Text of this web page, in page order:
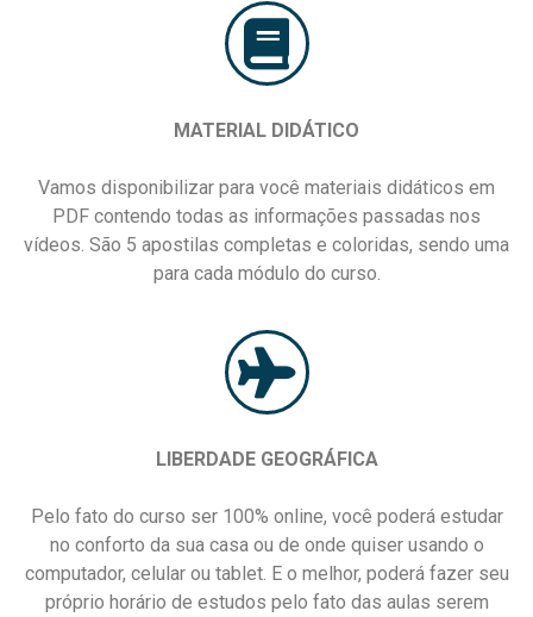
MATERIAL DIDÁTICO
Vamos disponibilizar para você materiais didáticos em
PDF contendo todas as informações passadas nos
vídeos. São 5 apostilas completas e coloridas, sendo uma
para cada módulo do curso.
LIBERDADE GEOGRÁFICA
Pelo fato do curso ser 100% online, você poderá estudar
no conforto da sua casa ou de onde quiser usando o
computador, celular ou tablet. E o melhor, poderá fazer seu
próprio horário de estudos pelo fato das aulas serem